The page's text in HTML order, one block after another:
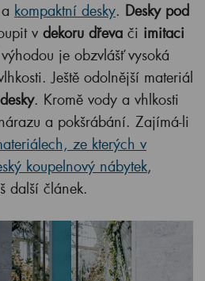
a kompaktní desky. Desky pod
v dekoru dřeva či imitaci
je obzvlášť vysoká
Ještě odolnější materiál
. Kromě vody a vhlkosti
a pokšrábání. Zajímá-li
ze kterých v
koupelnový nábytek,
další článek.